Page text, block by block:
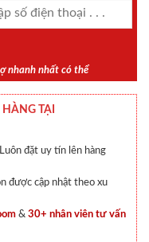
nhanh nhất có thể
TẠI
đặt uy tín lên hàng
được cập nhật theo xu
& 30+ nhân viên tư vấn